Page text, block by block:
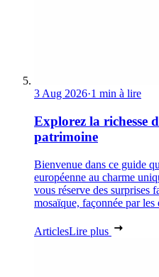
3 Aug 2026·1 min à lire
Explorez la richesse
patrimoine
Bienvenue dans ce guide
européenne au charme
vous réserve des surprises
mosaïque, façonnée par
ArticlesLire plus